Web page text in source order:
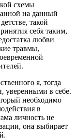
схемы
на данный
такой
себя таким,
любви
травмы,
я, тогда
уверенными в себе.
необходимо
в
личность не
она выбирает